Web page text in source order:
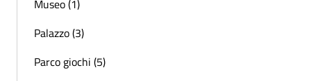
Museo (1)
Palazzo (3)
Parco giochi (5)